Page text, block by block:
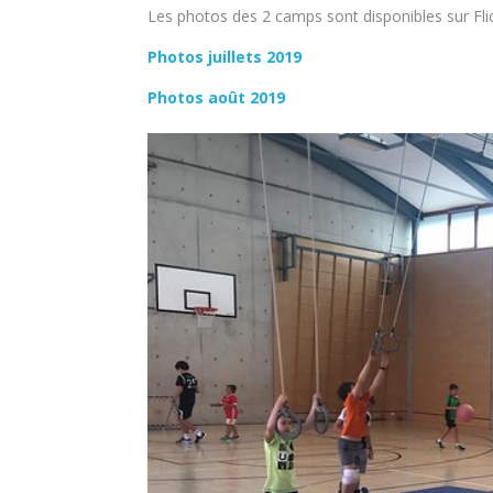
Les photos des 2 camps sont disponibles sur
Photos juillets 2019
Photos août 2019